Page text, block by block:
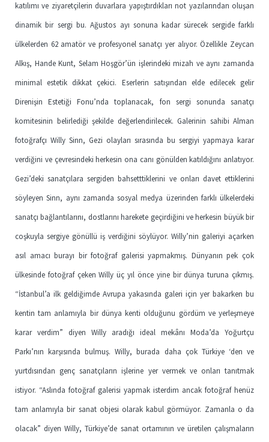
katılımı ve ziyaretçilerin duvarlara yapıştırdıkları not yazılarından oluşan
dinamik bir sergi bu. Ağustos ayı sonuna kadar sürecek sergide farklı
ülkelerden 62 amatör ve profesyonel sanatçı yer alıyor. Özellikle Zeycan
Alkış, Hande Kunt, Selam Hoşgör’ün işlerindeki mizah ve aynı zamanda
minimal estetik dikkat çekici. Eserlerin satışından elde edilecek gelir
Direnişin Estetiği Fonu’nda toplanacak, fon sergi sonunda sanatçı
komitesinin belirlediği şekilde değerlendirilecek. Galerinin sahibi Alman
fotoğrafçı Willy Sinn, Gezi olayları sırasında bu sergiyi yapmaya karar
verdiğini ve çevresindeki herkesin ona canı gönülden katıldığını anlatıyor.
Gezi’deki sanatçılara sergiden bahsetttiklerini ve onları davet ettiklerini
söyleyen Sinn, aynı zamanda sosyal medya üzerinden farklı ülkelerdeki
sanatçı bağlantılarını, dostlarını harekete geçirdiğini ve herkesin büyük bir
coşkuyla sergiye gönüllü iş verdiğini söylüyor. Willy’nin galeriyi açarken
asıl amacı burayı bir fotoğraf galerisi yapmakmış. Dünyanın pek çok
ülkesinde fotoğraf çeken Willy üç yıl önce yine bir dünya turuna çıkmış.
“İstanbul’a ilk geldiğimde Avrupa yakasında galeri için yer bakarken bu
kentin tam anlamıyla bir dünya kenti olduğunu gördüm ve yerleşmeye
karar verdim” diyen Willy aradığı ideal mekânı Moda’da Yoğurtçu
Parkı’nın karşısında bulmuş. Willy, burada daha çok Türkiye ‘den ve
yurtdısından genç sanatçıların işlerine yer vermek ve onları tanıtmak
istiyor. “Aslında fotoğraf galerisi yapmak isterdim ancak fotoğraf henüz
tam anlamıyla bir sanat objesi olarak kabul görmüyor. Zamanla o da
olacak” diyen Willy, Türkiye’de sanat ortamının ve üretilen çalışmaların